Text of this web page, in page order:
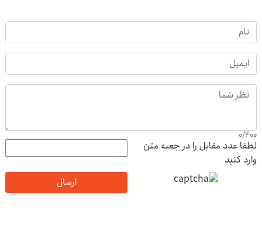
0/400
لطفا عدد مقابل را در جعبه متن
وارد کنید
ارسال